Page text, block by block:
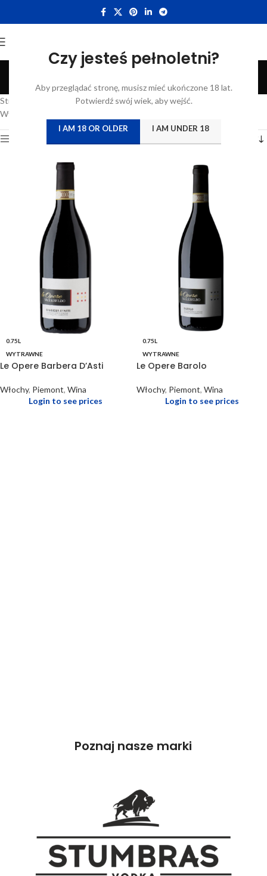
Czy jesteś pełnoletni?
Aby przeglądać stronę, musisz mieć ukończone 18 lat.
Potwierdź swój wiek, aby wejść.
I AM 18 OR OLDER I AM UNDER 18
Le Opere
Categories
Strona główna
Katalog/Produkty oznaczone “Le Opere”
Wyświetlanie wszystkich wyników: 2
0.75L
WYTRAWNE
Le Opere Barbera D’Asti
Włochy, Piemont, Wina
Login to see prices
0.75L
WYTRAWNE
Le Opere Barolo
Włochy, Piemont, Wina
Login to see prices
Poznaj nasze marki